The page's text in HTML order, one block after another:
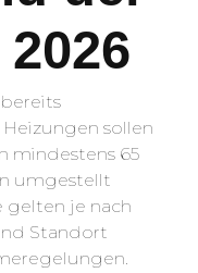
sollen
mindestens 65
umgestellt
gelten je nach
Standort